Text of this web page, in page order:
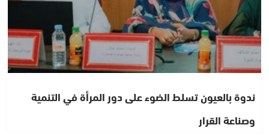
ندوة بالعيون تسلط الضوء على دور المرأة في التنمية
وصناعة القرار